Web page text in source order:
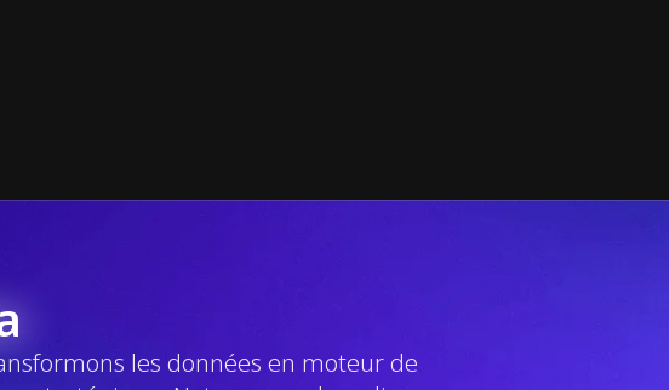
les données en moteur de